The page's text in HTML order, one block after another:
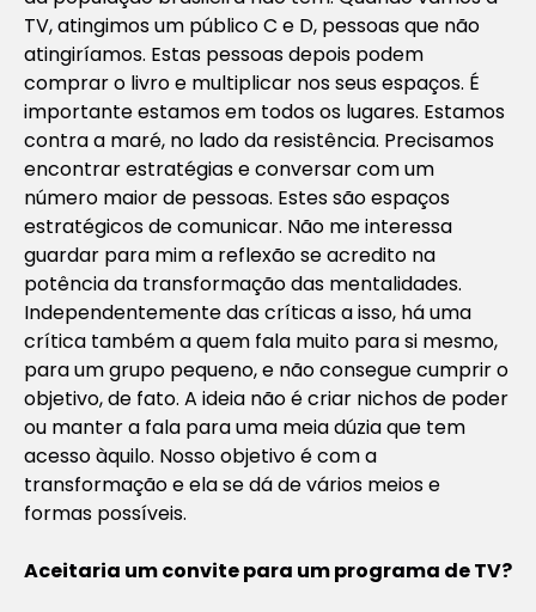
TV, atingimos um público C e D, pessoas que não
atingiríamos. Estas pessoas depois podem
comprar o livro e multiplicar nos seus espaços. É
importante estamos em todos os lugares. Estamos
contra a maré, no lado da resistência. Precisamos
encontrar estratégias e conversar com um
número maior de pessoas. Estes são espaços
estratégicos de comunicar. Não me interessa
guardar para mim a reflexão se acredito na
potência da transformação das mentalidades.
Independentemente das críticas a isso, há uma
crítica também a quem fala muito para si mesmo,
para um grupo pequeno, e não consegue cumprir o
objetivo, de fato. A ideia não é criar nichos de poder
ou manter a fala para uma meia dúzia que tem
acesso àquilo. Nosso objetivo é com a
transformação e ela se dá de vários meios e
formas possíveis.
Aceitaria um convite para um programa de TV?